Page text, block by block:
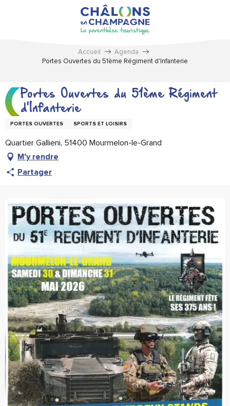
Accueil
Agenda
Portes Ouvertes du 51ème Régiment d'Infanterie
Portes Ouvertes du 51ème Régiment
d'Infanterie
PORTES OUVERTES SPORTS ET LOISIRS
Quartier Gallieni, 51400 Mourmelon-le-Grand
M'y rendre
Partager